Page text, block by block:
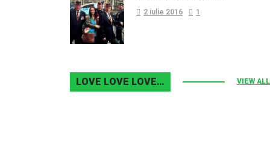
2 iulie 2016 1
LOVE LOVE LOVE… VIEW ALL